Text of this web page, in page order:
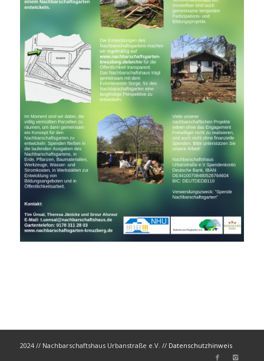
2024 // Nachbarschaftshaus Urbanstraße e.V. // Datenschutzhinweis